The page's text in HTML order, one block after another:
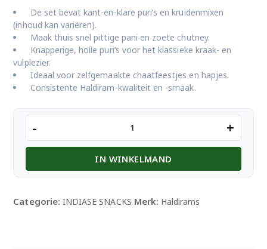
De set bevat kant-en-klare puri’s en kruidenmixen
(inhoud kan variëren).
Maak thuis snel pittige pani en zoete chutney.
Knapperige, holle puri’s voor het klassieke kraak- en
vulplezier.
Ideaal voor zelfgemaakte chaatfeestjes en hapjes.
Consistente Haldiram-kwaliteit en -smaak.
HALDIRAM
PANI
PURI
aantal
- +
IN WINKELMAND
Categorie: INDIASE SNACKS Merk: Haldirams